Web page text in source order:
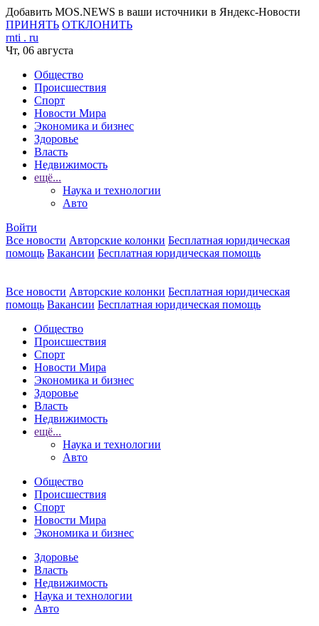
Добавить MOS.NEWS в ваши источники в Яндекс-Новости
ПРИНЯТЬ ОТКЛОНИТЬ
rnti . ru
Чт, 06 августа
Общество
Происшествия
Спорт
Новости Мира
Экономика и бизнес
Здоровье
Власть
Недвижимость
ещё...
Наука и технологии
Авто
Войти
Все новости Авторские колонки Бесплатная юридическая
помощь Вакансии Бесплатная юридическая помощь
Все новости Авторские колонки Бесплатная юридическая
помощь Вакансии Бесплатная юридическая помощь
Общество
Происшествия
Спорт
Новости Мира
Экономика и бизнес
Здоровье
Власть
Недвижимость
ещё...
Наука и технологии
Авто
Общество
Происшествия
Спорт
Новости Мира
Экономика и бизнес
Здоровье
Власть
Недвижимость
Наука и технологии
Авто